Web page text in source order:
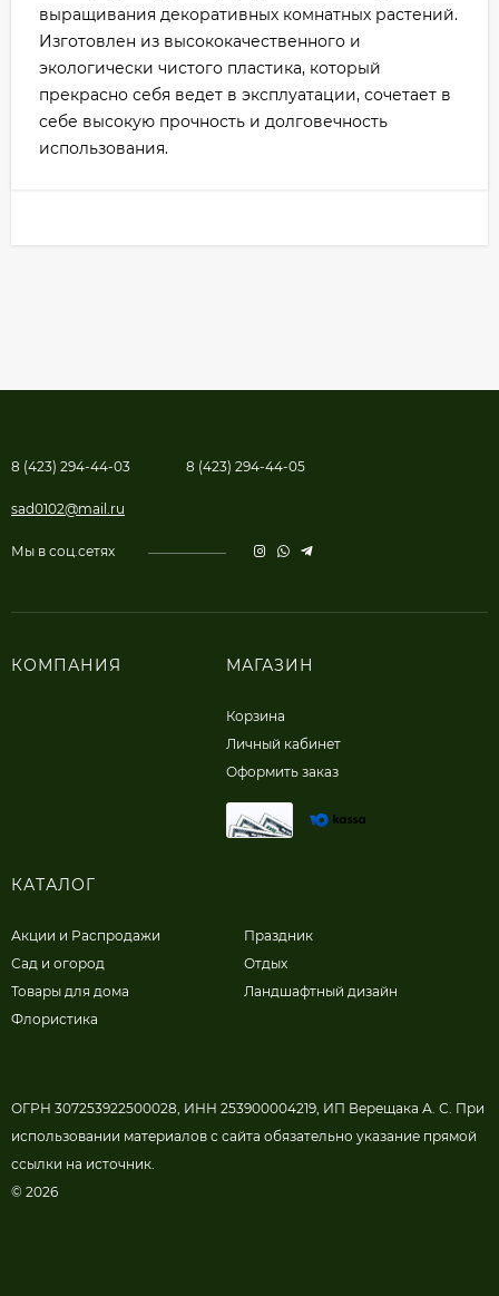
выращивания декоративных комнатных растений.
Изготовлен из высококачественного и
экологически чистого пластика, который
прекрасно себя ведет в эксплуатации, сочетает в
себе высокую прочность и долговечность
использования.
8 (423) 294-44-03 8 (423) 294-44-05
sad0102@mail.ru
Мы в соц.сетях
КОМПАНИЯ МАГАЗИН
Корзина
Личный кабинет
Оформить заказ
КАТАЛОГ
Акции и Распродажи
Сад и огород
Товары для дома
Флористика
Праздник
Отдых
Ландшафтный дизайн
ОГРН 307253922500028, ИНН 253900004219, ИП Верещака А. С. При
использовании материалов с сайта обязательно указание прямой
ссылки на источник.
© 2026